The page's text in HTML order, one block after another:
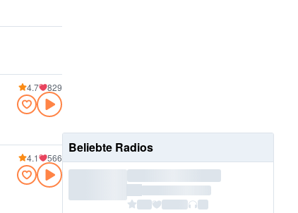
4.7 829
4.1 566
Beliebte Radios